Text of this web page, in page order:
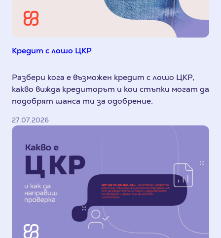
Кредит с лошо ЦКР
Разбери кога е възможен кредит с лошо ЦКР,
какво вижда кредиторът и кои стъпки могат да
подобрят шанса ти за одобрение.
27.07.2026